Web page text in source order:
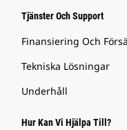
Tjänster Och Support
Finansiering Och
Tekniska Lösningar
Underhåll
Hur Kan Vi Hjälpa Till?